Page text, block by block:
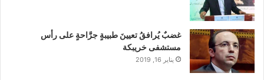
غضبٌ يُرافقُ تعيينَ طبيبةٍ جرَّاحةٍ على رأس
مستشفى خريبكة
يناير 16, 2019